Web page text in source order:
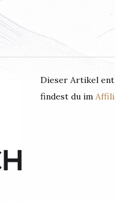
Dieser Artikel
findest du im